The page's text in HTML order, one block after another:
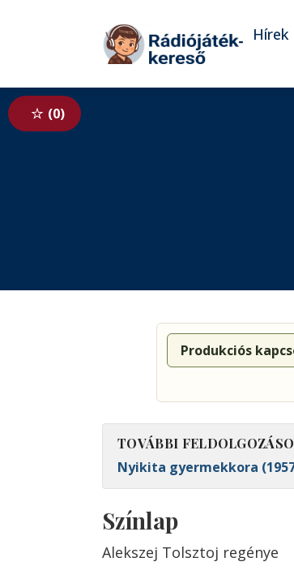
Tovább a tartalomhoz
Hírek
0
Produkciós
TOVÁBBI
Nyikita gyermekkora
Színlap
Alekszej Tolsztoj regénye